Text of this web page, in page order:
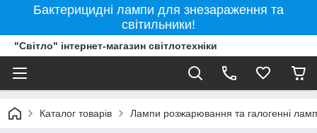
Бактерицидні лампи для знезараження та
світильники!
"Світло" інтернет-магазин світлотехніки
Каталог товарів Лампи розжарювання та галогенні